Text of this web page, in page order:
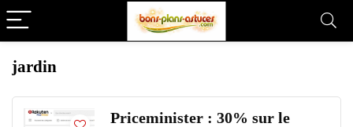
jardin
Priceminister : 30% sur le